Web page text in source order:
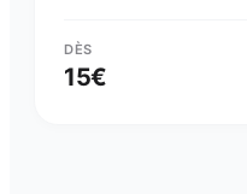
DÈS
15€